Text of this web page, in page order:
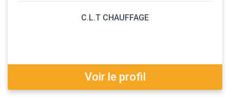
C.L.T CHAUFFAGE
Voir le profil